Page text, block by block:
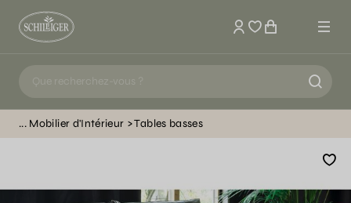
Mon compte
Mobilier d'Intérieur Tables basses